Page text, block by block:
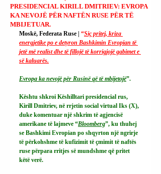
PRESIDENCIAL KIRILL DMITRIEV: EVROPA
KA NEVOJË PËR NAFTËN RUSE PËR TË
MBIJETUAR.
Moskë, Federata Ruse | “Siç pritej, kriza
energjetike po e detyron Bashkimin Evropian të
jetë më realist dhe të fillojë të korrigjojë gabimet e
së kaluarës.
Evropa ka nevojë për Rusinë që të mbijetojë”.
Kështu shkroi Këshilltari presidencial rus,
Kirill Dmitriev, në rrjetin social virtual Iks (X),
duke komentuar një shkrim të agjencisë
amerikane të lajmeve “Bloomberg”, ku thuhej
se Bashkimi Evropian po shqyrton një ngrirje
të përkohshme të kufizimit të çmimit të naftës
ruse përpara rritjes së mundshme që pritet
këtë verë.